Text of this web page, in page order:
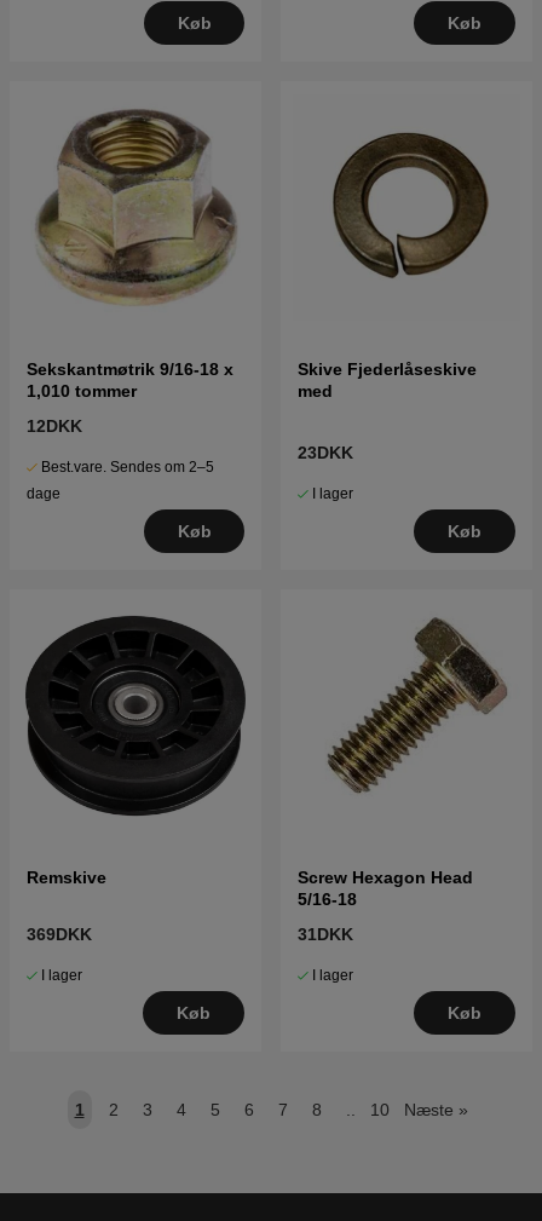
Køb Køb
Sekskantmøtrik 9/16-18 x
1,010 tommer
12DKK
Best.vare. Sendes om 2–5
dage
Køb
Skive Fjederlåseskive
med
23DKK
I lager
Køb
Remskive
369DKK
I lager
Køb
Screw Hexagon Head
5/16-18
31DKK
I lager
Køb
1 2 3 4 5 6 7 8 .. 10 Næste »